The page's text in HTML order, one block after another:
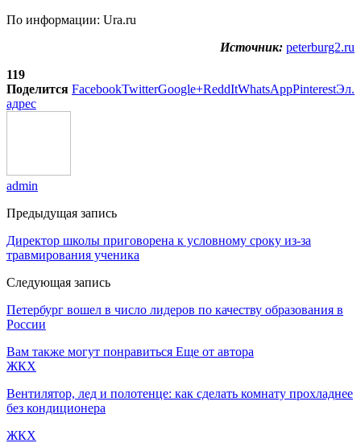
По информации: Ura.ru
Источник: peterburg2.ru
119
Поделится FacebookTwitterGoogle+ReddItWhatsAppPinterestЭл.
адрес
admin
Предыдущая запись
Директор школы приговорена к условному сроку из-за
травмирования ученика
Следующая запись
Петербург вошел в число лидеров по качеству образования в
России
Вам также могут понравиться Еще от автора
ЖКХ
Вентилятор, лед и полотенце: как сделать комнату прохладнее
без кондиционера
ЖКХ